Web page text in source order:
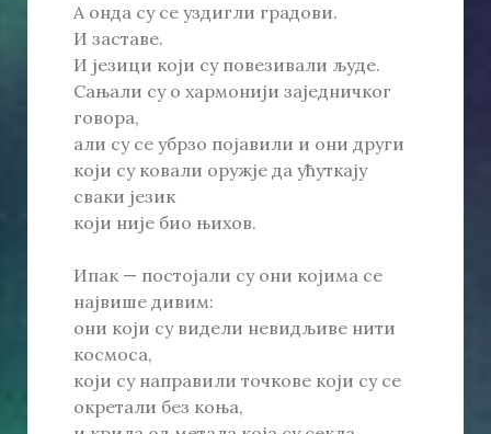
А онда су се уздигли градови.
И заставе.
И језици који су повезивали људе.
Сањали су о хармонији заједничког
говора,
али су се убрзо појавили и они други
који су ковали оружје да ућуткају
сваки језик
који није био њихов.
Ипак — постојали су они којима се
највише дивим:
они који су видели невидљиве нити
космоса,
који су направили точкове који су се
окретали без коња,